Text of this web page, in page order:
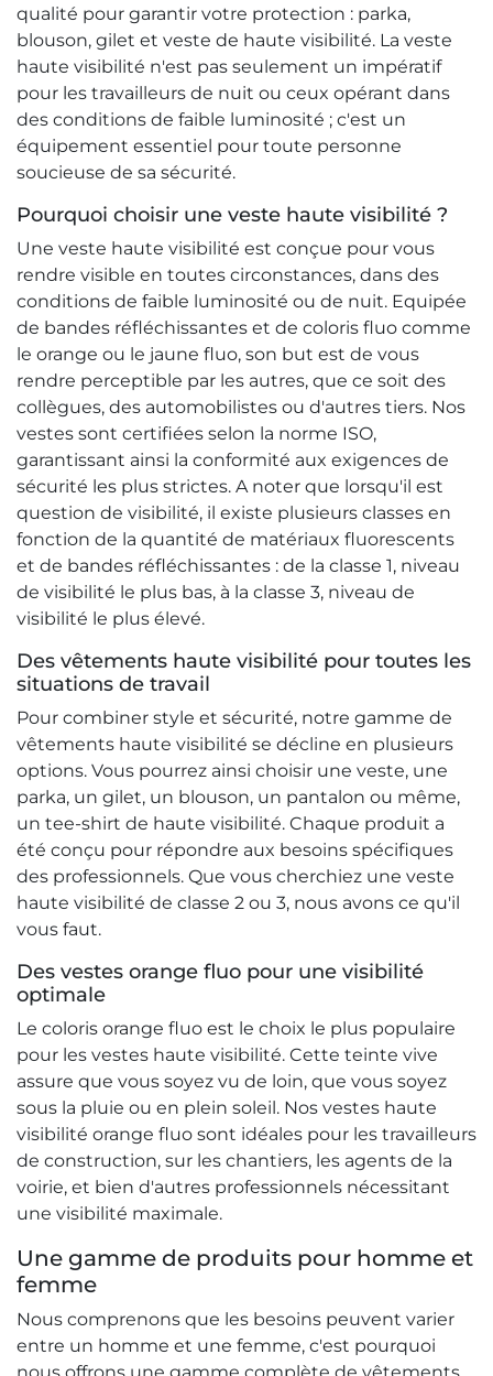
qualité pour garantir votre protection : parka,
blouson, gilet et veste de haute visibilité. La veste
haute visibilité n'est pas seulement un impératif
pour les travailleurs de nuit ou ceux opérant dans
des conditions de faible luminosité ; c'est un
équipement essentiel pour toute personne
soucieuse de sa sécurité.
Pourquoi choisir une veste haute visibilité ?
Une veste haute visibilité est conçue pour vous
rendre visible en toutes circonstances, dans des
conditions de faible luminosité ou de nuit. Equipée
de bandes réfléchissantes et de coloris fluo comme
le orange ou le jaune fluo, son but est de vous
rendre perceptible par les autres, que ce soit des
collègues, des automobilistes ou d'autres tiers. Nos
vestes sont certifiées selon la norme ISO,
garantissant ainsi la conformité aux exigences de
sécurité les plus strictes. A noter que lorsqu'il est
question de visibilité, il existe plusieurs classes en
fonction de la quantité de matériaux fluorescents
et de bandes réfléchissantes : de la classe 1, niveau
de visibilité le plus bas, à la classe 3, niveau de
visibilité le plus élevé.
Des vêtements haute visibilité pour toutes les
situations de travail
Pour combiner style et sécurité, notre gamme de
vêtements haute visibilité se décline en plusieurs
options. Vous pourrez ainsi choisir une veste, une
parka, un gilet, un blouson, un pantalon ou même,
un tee-shirt de haute visibilité. Chaque produit a
été conçu pour répondre aux besoins spécifiques
des professionnels. Que vous cherchiez une veste
haute visibilité de classe 2 ou 3, nous avons ce qu'il
vous faut.
Des vestes orange fluo pour une visibilité
optimale
Le coloris orange fluo est le choix le plus populaire
pour les vestes haute visibilité. Cette teinte vive
assure que vous soyez vu de loin, que vous soyez
sous la pluie ou en plein soleil. Nos vestes haute
visibilité orange fluo sont idéales pour les travailleurs
de construction, sur les chantiers, les agents de la
voirie, et bien d'autres professionnels nécessitant
une visibilité maximale.
Une gamme de produits pour homme et
femme
Nous comprenons que les besoins peuvent varier
entre un homme et une femme, c'est pourquoi